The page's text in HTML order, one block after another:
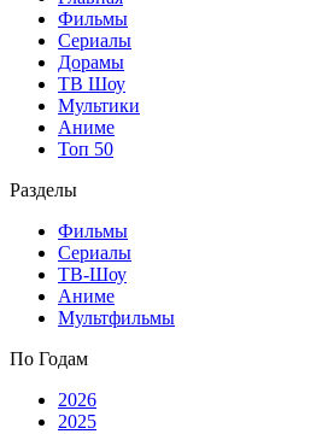
Фильмы
Сериалы
Дорамы
ТВ Шоу
Мультики
Аниме
Топ 50
Разделы
Фильмы
Сериалы
ТВ-Шоу
Аниме
Мультфильмы
По Годам
2026
2025